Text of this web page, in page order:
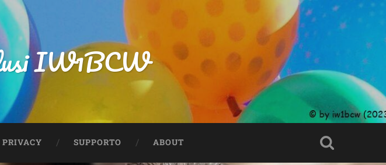
IW1BCW
PRIVACY SUPPORTO ABOUT